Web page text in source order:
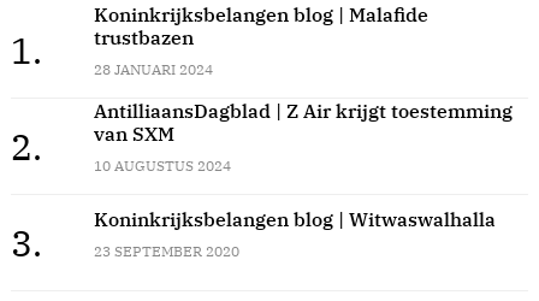
1.
Koninkrijksbelangen blog | Malafide
trustbazen
28 JANUARI 2024
2.
AntilliaansDagblad | Z Air krijgt toestemming
van SXM
10 AUGUSTUS 2024
3.
Koninkrijksbelangen blog | Witwaswalhalla
23 SEPTEMBER 2020